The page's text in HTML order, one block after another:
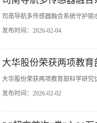
司南导航多传感器融合系统守护丽
发布时间：2026-02-04
大华股份荣获两项教
大华股份荣获两项教育部科学研究
发布时间：2026-02-02